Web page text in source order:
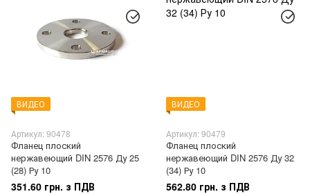
ВИДЕО
Артикул: 90478
Фланец плоский
нержавеющий DIN 2576 Ду 25
(28) Ру 10
351.60 грн. з ПДВ
ВИДЕО
Артикул: 90479
Фланец плоский
нержавеющий DIN 2576 Ду 32
(34) Ру 10
562.80 грн. з ПДВ